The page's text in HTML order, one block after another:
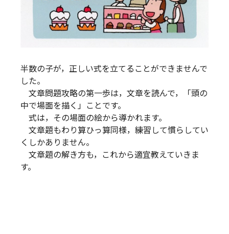
半数の子が，正しい式を立てることができませんで
した。
文章問題攻略の第一歩は，文章を読んで，「頭の
中で場面を描く」ことです。
式は，その場面の絵から導かれます。
文章題もわり算ひっ算同様，練習して慣らしてい
くしかありません。
文章題の解き方も，これから適宜教えていきま
す。